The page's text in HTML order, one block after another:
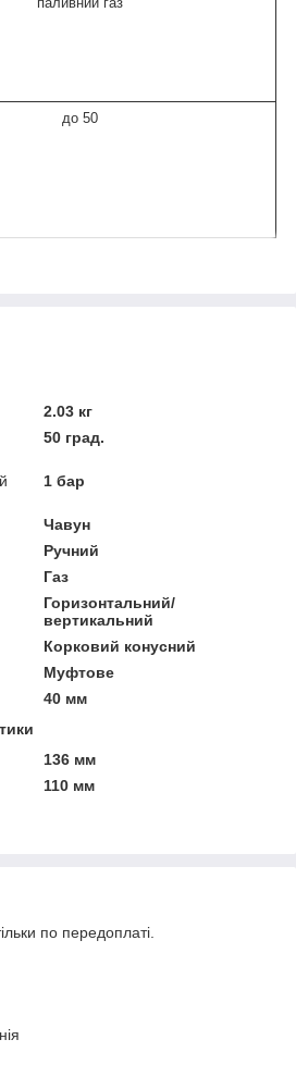
до 50
2.03 кг
50 град.
1 бар
Чавун
Ручний
Газ
Горизонтальний/
вертикальний
Корковий конусний
Муфтове
40 мм
136 мм
110 мм
по передоплаті.